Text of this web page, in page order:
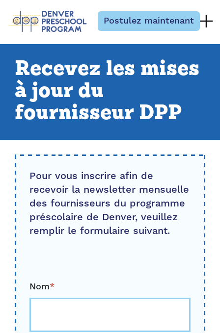
Postulez maintenant
Recevez les mises
à jour du
fournisseur DPP
Pour vous inscrire afin de
recevoir la newsletter mensuelle
des fournisseurs du programme
préscolaire de Denver, veuillez
remplir le formulaire suivant.
Nom*